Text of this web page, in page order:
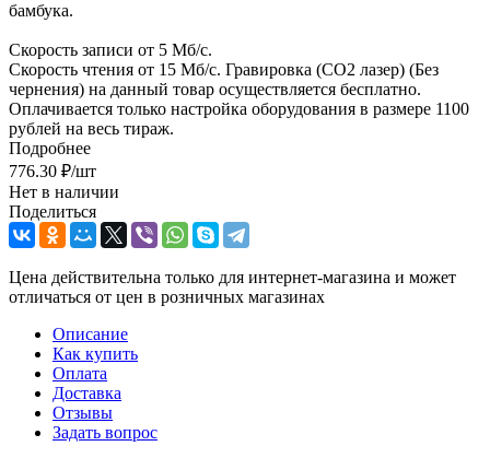
бамбука.
Скорость записи от 5 Мб/с.
Скорость чтения от 15 Мб/с. Гравировка (CO2 лазер) (Без
чернения) на данный товар осуществляется бесплатно.
Оплачивается только настройка оборудования в размере 1100
рублей на весь тираж.
Подробнее
776.30 ₽/шт
Нет в наличии
Поделиться
Цена действительна только для интернет-магазина и может
отличаться от цен в розничных магазинах
Описание
Как купить
Оплата
Доставка
Отзывы
Задать вопрос